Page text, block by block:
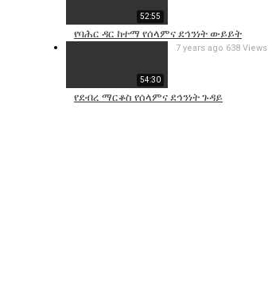
52:55
የባሕር ዳር ከተማ የሰላምና ደኅንነት ውይይት
54:30
የደብረ ማርቆስ የሰላምና ደኅንነት ጉዳይ
7 years ago 638 Views